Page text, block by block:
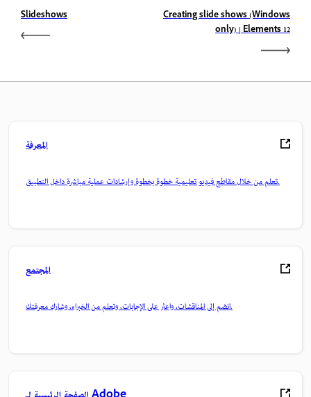
Slideshows
Creating slide shows (Windows
only) | Elements 12
المعرفة
تعلم من خلال مقاطع فيديو تعليمية خطوة بخطوة وإرشادات عملية مباشرة داخل التطبيق.
المجتمع
انضم إلى المناقشات، واعثر على الإجابات، وتعلم من الخبراء، وشارك معرفتك.